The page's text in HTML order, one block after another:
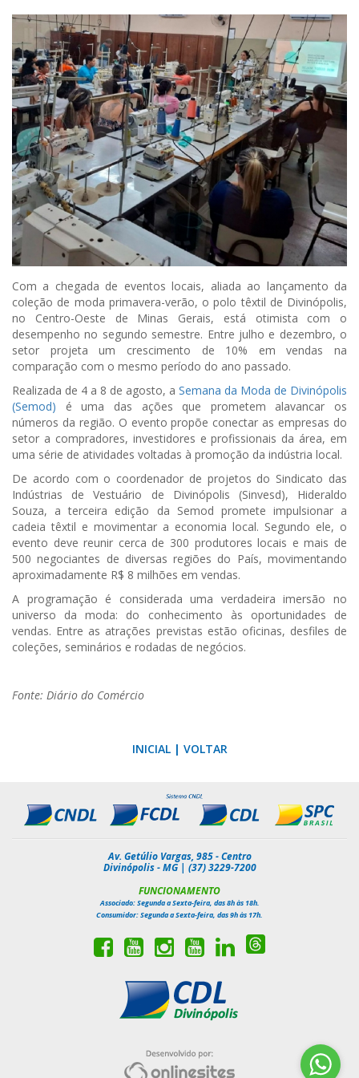
Com a chegada de eventos locais, aliada ao lançamento da
coleção de moda primavera-verão, o polo têxtil de Divinópolis,
no Centro-Oeste de Minas Gerais, está otimista com o
desempenho no segundo semestre. Entre julho e dezembro, o
setor projeta um crescimento de 10% em vendas na
comparação com o mesmo período do ano passado.
Realizada de 4 a 8 de agosto, a Semana da Moda de Divinópolis
(Semod) é uma das ações que prometem alavancar os
números da região. O evento propõe conectar as empresas do
setor a compradores, investidores e profissionais da área, em
uma série de atividades voltadas à promoção da indústria local.
De acordo com o coordenador de projetos do Sindicato das
Indústrias de Vestuário de Divinópolis (Sinvesd), Hideraldo
Souza, a terceira edição da Semod promete impulsionar a
cadeia têxtil e movimentar a economia local. Segundo ele, o
evento deve reunir cerca de 300 produtores locais e mais de
500 negociantes de diversas regiões do País, movimentando
aproximadamente R$ 8 milhões em vendas.
A programação é considerada uma verdadeira imersão no
universo da moda: do conhecimento às oportunidades de
vendas. Entre as atrações previstas estão oficinas, desfiles de
coleções, seminários e rodadas de negócios.
Fonte: Diário do Comércio
INICIAL| VOLTAR
Av. Getúlio Vargas, 985 - Centro
Divinópolis - MG | (37) 3229-7200
FUNCIONAMENTO
Associado: Segunda a Sexta-feira, das 8h às 18h.
Consumidor: Segunda a Sexta-feira, das 9h às 17h.
Curta
nossa
Facebook
Inscreva-
se
nosso
canal
Siga-
nos
Instagram
Inscreva-
se
nosso
canal
Siga-
nos
Siga-
nos